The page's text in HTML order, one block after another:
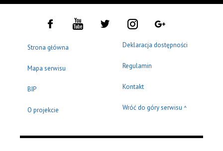
Strona główna
Mapa serwisu
BIP
O projekcie
Deklaracja dostępności
Regulamin
Kontakt
Wróć do góry serwisu ^